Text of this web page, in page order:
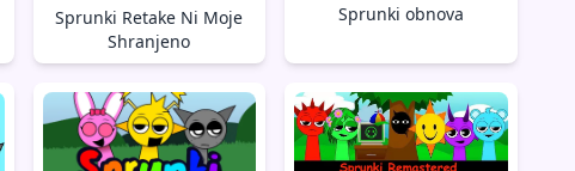
Sprunki Retake Ni Moje
Shranjeno
Sprunki obnova